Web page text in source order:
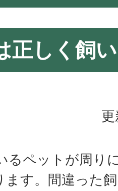
正しく飼
るペットが周り
ます。間違った